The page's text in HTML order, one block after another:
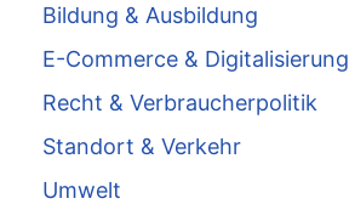
Bildung & Ausbildung
E-Commerce & Digitalisierung
Recht & Verbraucherpolitik
Standort & Verkehr
Umwelt